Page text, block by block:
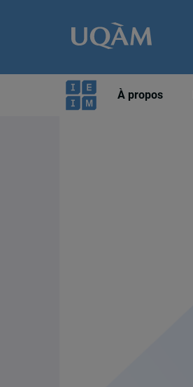
À propos